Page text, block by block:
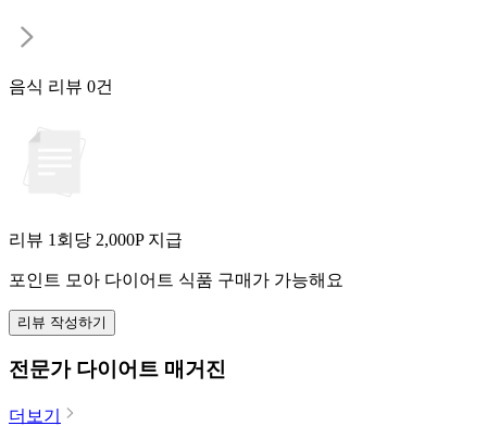
음식 리뷰 0건
리뷰 1회당 2,000P 지급
포인트 모아 다이어트 식품 구매가 가능해요
리뷰 작성하기
전문가 다이어트 매거진
더보기